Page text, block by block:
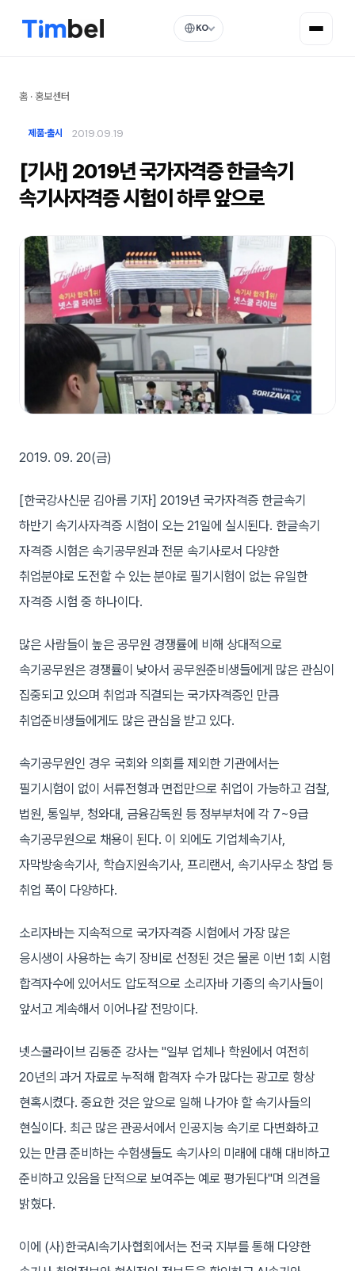
KO
홈 · 홍보센터
제품·출시 2019.09.19
[기사] 2019년 국가자격증 한글속기
속기사자격증 시험이 하루 앞으로
2019. 09. 20(금)
[한국강사신문 김아름 기자] 2019년 국가자격증 한글속기
하반기 속기사자격증 시험이 오는 21일에 실시된다. 한글속기
자격증 시험은 속기공무원과 전문 속기사로서 다양한
취업분야로 도전할 수 있는 분야로 필기시험이 없는 유일한
자격증 시험 중 하나이다.
많은 사람들이 높은 공무원 경쟁률에 비해 상대적으로
속기공무원은 경쟁률이 낮아서 공무원준비생들에게 많은 관심이
집중되고 있으며 취업과 직결되는 국가자격증인 만큼
취업준비생들에게도 많은 관심을 받고 있다.
속기공무원인 경우 국회와 의회를 제외한 기관에서는
필기시험이 없이 서류전형과 면접만으로 취업이 가능하고 검찰,
법원, 통일부, 청와대, 금융감독원 등 정부부처에 각 7~9급
속기공무원으로 채용이 된다. 이 외에도 기업체속기사,
자막방송속기사, 학습지원속기사, 프리랜서, 속기사무소 창업 등
취업 폭이 다양하다.
소리자바는 지속적으로 국가자격증 시험에서 가장 많은
응시생이 사용하는 속기 장비로 선정된 것은 물론 이번 1회 시험
합격자수에 있어서도 압도적으로 소리자바 기종의 속기사들이
앞서고 계속해서 이어나갈 전망이다.
넷스쿨라이브 김동준 강사는 "일부 업체나 학원에서 여전히
20년의 과거 자료로 누적해 합격자 수가 많다는 광고로 항상
현혹시켰다. 중요한 것은 앞으로 일해 나가야 할 속기사들의
현실이다. 최근 많은 관공서에서 인공지능 속기로 다변화하고
있는 만큼 준비하는 수험생들도 속기사의 미래에 대해 대비하고
준비하고 있음을 단적으로 보여주는 예로 평가된다"며 의견을
밝혔다.
이에 (사)한국AI속기사협회에서는 전국 지부를 통해 다양한